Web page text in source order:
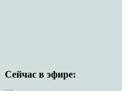
Сейчас в эфире: